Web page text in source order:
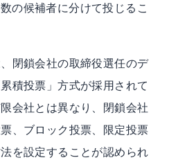
の候補者に分けて投じるこ
閉鎖会社の取締役選任のデ
積投票」方式が採用されて
会社とは異なり、閉鎖会社
、ブロック投票、限定投票
を設定することが認められ